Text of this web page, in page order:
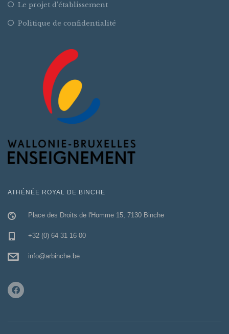
Le projet d’établissement
Politique de confidentialité
ATHÉNÉE ROYAL DE BINCHE
Place des Droits de l'Homme 15, 7130 Binche
+32 (0) 64 31 16 00
info@arbinche.be